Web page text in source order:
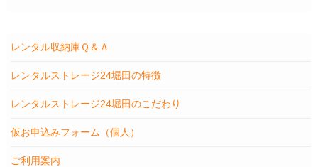
レンタル収納庫Ｑ＆Ａ
レンタルストレージ24堀田の特徴
レンタルストレージ24堀田のこだわり
仮お申込みフォーム（個人）
ご利用案内